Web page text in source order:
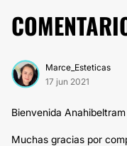
Marce_Esteticas
17 jun 2021
Bienvenida Anahibeltram
Muchas gracias por